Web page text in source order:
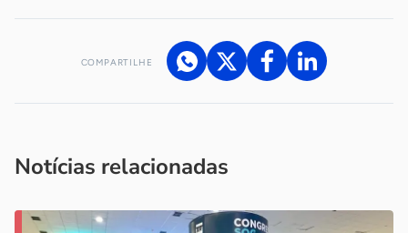
COMPARTILHE
Notícias relacionadas